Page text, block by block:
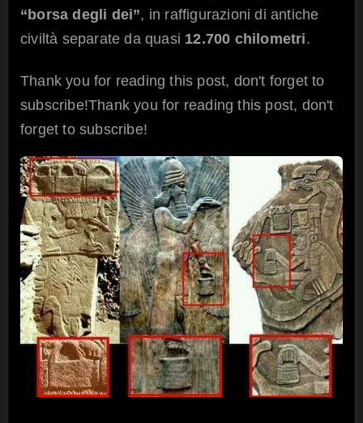
“borsa degli dei”, in raffigurazioni di antiche
civiltà separate da quasi 12.700 chilometri.
Thank you for reading this post, don't forget to
subscribe!Thank you for reading this post, don't
forget to subscribe!